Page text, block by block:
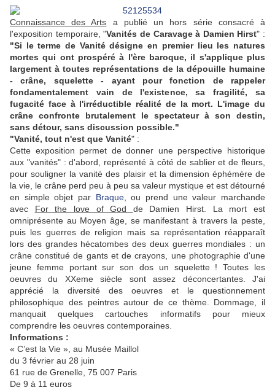
Connaissance des Arts a publié un hors série consacré à
l'exposition temporaire, "Vanités de Caravage à Damien Hirst" :
"Si le terme de Vanité désigne en premier lieu les natures
mortes qui ont prospéré à l'ère baroque, il s'applique plus
largement à toutes représentations de la dépouille humaine
- crâne, squelette - ayant pour fonction de rappeler
fondamentalement vain de l'existence, sa fragilité, sa
fugacité face à l'irréductible réalité de la mort. L'image du
crâne confronte brutalement le spectateur à son destin,
sans détour, sans discussion possible."
"Vanité, tout n'est que Vanité" :
Cette exposition permet de donner une perspective historique
aux "vanités" : d'abord, représenté à côté de sablier et de fleurs,
pour souligner la vanité des plaisir et la dimension éphémère de
la vie, le crâne perd peu à peu sa valeur mystique et est détourné
en simple objet par Braque, ou prend une valeur marchande
avec For the love of God de Damien Hirst. La mort est
omniprésente au Moyen âge, se manifestant à travers la peste,
puis les guerres de religion mais sa représentation réapparaît
lors des grandes hécatombes des deux guerres mondiales : un
crâne constitué de gants et de crayons, une photographie d'une
jeune femme portant sur son dos un squelette ! Toutes les
oeuvres du XXeme siècle sont assez déconcertantes. J'ai
apprécié la diversité des oeuvres et le questionnement
philosophique des peintres autour de ce thème. Dommage, il
manquait quelques cartouches informatifs pour mieux
comprendre les oeuvres contemporaines.
Informations :
« C’est la Vie », au Musée Maillol
du 3 février au 28 juin
61 rue de Grenelle, 75 007 Paris
De 9 à 11 euros